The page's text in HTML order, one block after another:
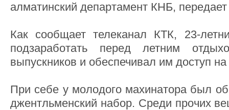
алматинский департамент КНБ,
Как сообщает телеканал КТК, 23-
подзаработать перед летним
выпускников и обеспечивал им доступ
При себе у молодого махинатора был
джентльменский набор. Среди прочих